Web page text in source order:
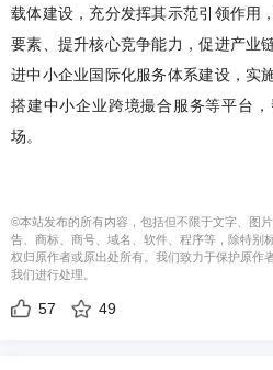
载体建设，充分发挥其示范引领作用
要素、提升核心竞争能力，促进产业
进中小企业国际化服务体系建设，实
搭建中小企业跨境撮合服务等平台
场。
©本站发布的所有内容，包括但不限于文字、图
告、商标、商号、域名、软件、程序等，除特别
权归原作者或原出处所有。我们致力于保护原作
我们进行处理。
57 49